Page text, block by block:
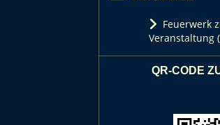
Feuerwerk
Veranstaltung
QR-CODE